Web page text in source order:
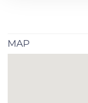
MAP